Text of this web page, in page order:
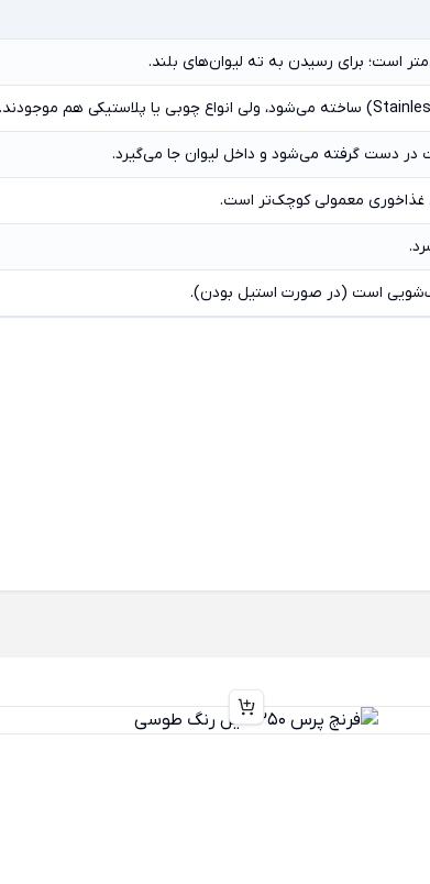
در دست گرفته می‌شود و داخل لیوان جا می‌گیرد.
معمولی کوچک‌تر است.
است (در صورت استیل بودن).